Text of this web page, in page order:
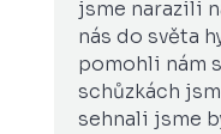
narazili na
do světa hypoték
nám si ji vzít.
jsme
jsme byt podle